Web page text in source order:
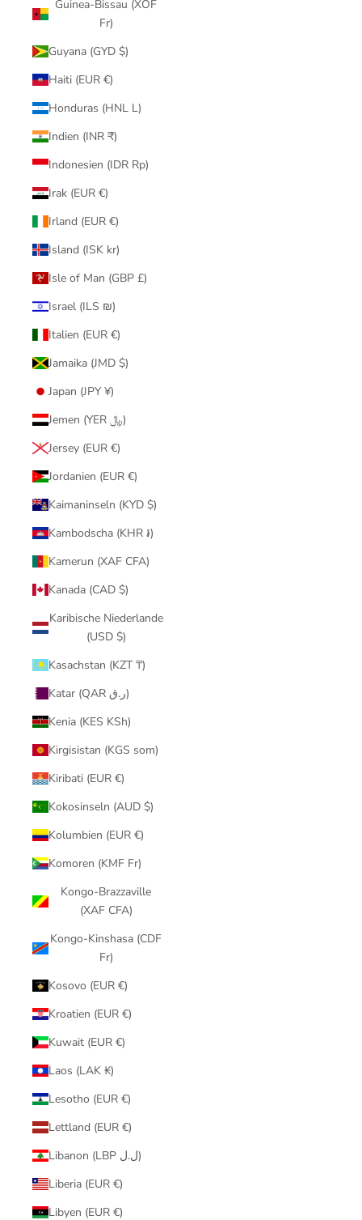
Guinea-Bissau (XOF
Fr)
Guyana (GYD $)
Haiti (EUR €)
Honduras (HNL L)
Indien (INR ₹)
Indonesien (IDR Rp)
Irak (EUR €)
Irland (EUR €)
Island (ISK kr)
Isle of Man (GBP £)
Israel (ILS ₪)
Italien (EUR €)
Jamaika (JMD $)
Japan (JPY ¥)
Jemen (YER ﷼)
Jersey (EUR €)
Jordanien (EUR €)
Kaimaninseln (KYD $)
Kambodscha (KHR ៛)
Kamerun (XAF CFA)
Kanada (CAD $)
Karibische Niederlande
(USD $)
Kasachstan (KZT ₸)
Katar (QAR ر.ق)
Kenia (KES KSh)
Kirgisistan (KGS som)
Kiribati (EUR €)
Kokosinseln (AUD $)
Kolumbien (EUR €)
Komoren (KMF Fr)
Kongo-Brazzaville
(XAF CFA)
Kongo-Kinshasa (CDF
Fr)
Kosovo (EUR €)
Kroatien (EUR €)
Kuwait (EUR €)
Laos (LAK ₭)
Lesotho (EUR €)
Lettland (EUR €)
Libanon (LBP ل.ل)
Liberia (EUR €)
Libyen (EUR €)